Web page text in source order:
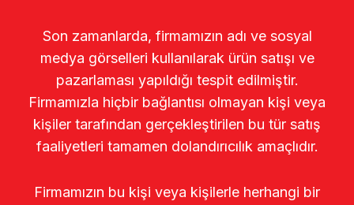
Son zamanlarda, firmamızın adı ve sosyal
medya görselleri kullanılarak ürün satışı ve
pazarlaması yapıldığı tespit edilmiştir.
Firmamızla hiçbir bağlantısı olmayan kişi veya
kişiler tarafından gerçekleştirilen bu tür satış
faaliyetleri tamamen dolandırıcılık amaçlıdır.
Firmamızın bu kişi veya kişilerle herhangi bir